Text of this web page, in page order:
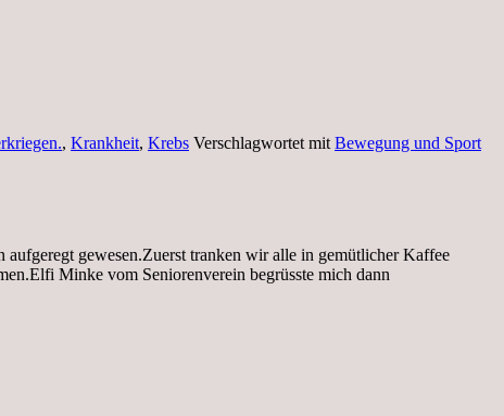
, Krankheit, Krebs Verschlagwortet mit Bewegung und Sport
gewesen.Zuerst tranken wir alle in gemütlicher Kaffee
Minke vom Seniorenverein begrüsste mich dann